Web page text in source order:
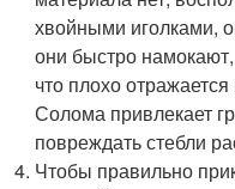
хвойными иголками,
они быстро
что плохо
Солома привлекает
повреждать стебли
Чтобы правильно